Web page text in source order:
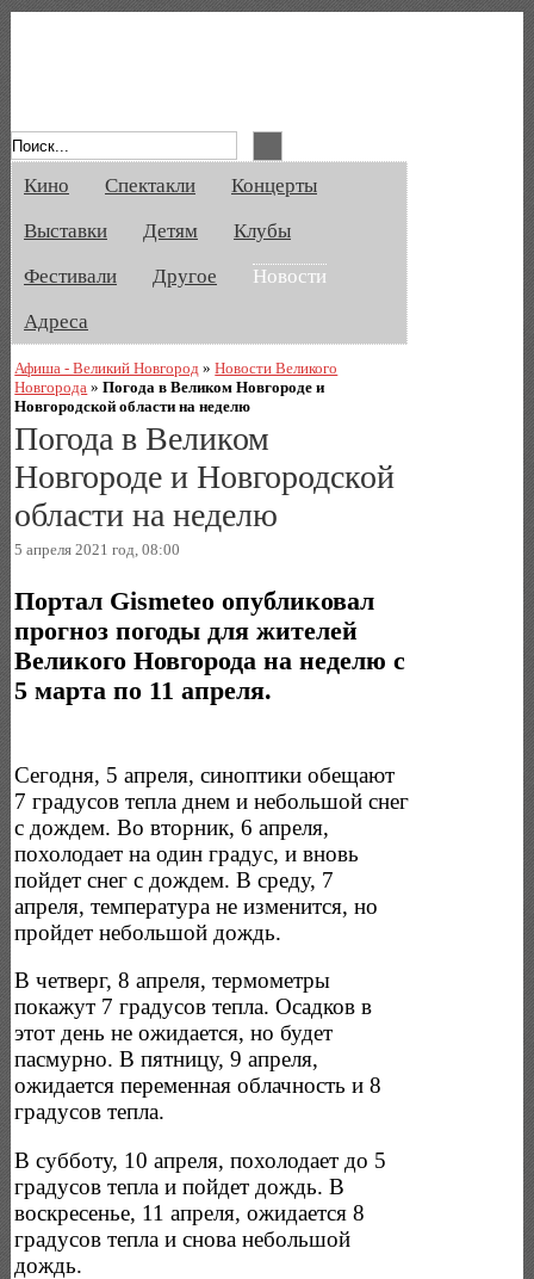
Кино Спектакли
Концерты
Выставки
Детям
Клубы
Фестивали
Другое
Новости
Адреса
Афиша - Великий Новгород »Новости Великого
Новгорода »Погода в Великом Новгороде и
Новгородской области на неделю
Погода в Великом
Новгороде и Новгородской
области на неделю
5 апреля 2021 год, 08:00
Портал Gismeteo опубликовал
прогноз погоды для жителей
Великого Новгорода на неделю с
5 марта по 11 апреля.
Сегодня, 5 апреля, синоптики обещают
7 градусов тепла днем и небольшой снег
с дождем. Во вторник, 6 апреля,
похолодает на один градус, и вновь
пойдет снег с дождем. В среду, 7
апреля, температура не изменится, но
пройдет небольшой дождь.
В четверг, 8 апреля, термометры
покажут 7 градусов тепла. Осадков в
этот день не ожидается, но будет
пасмурно. В пятницу, 9 апреля,
ожидается переменная облачность и 8
градусов тепла.
В субботу, 10 апреля, похолодает до 5
градусов тепла и пойдет дождь. В
воскресенье, 11 апреля, ожидается 8
градусов тепла и снова небольшой
дождь.